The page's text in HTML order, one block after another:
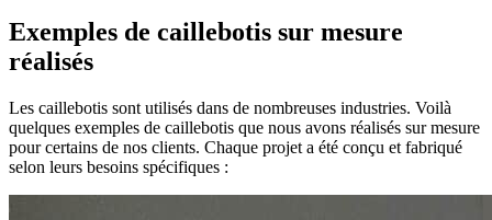
Exemples de caillebotis sur mesure
réalisés
Les caillebotis sont utilisés dans de nombreuses industries. Voilà
quelques exemples de caillebotis que nous avons réalisés sur mesure
pour certains de nos clients. Chaque projet a été conçu et fabriqué
selon leurs besoins spécifiques :